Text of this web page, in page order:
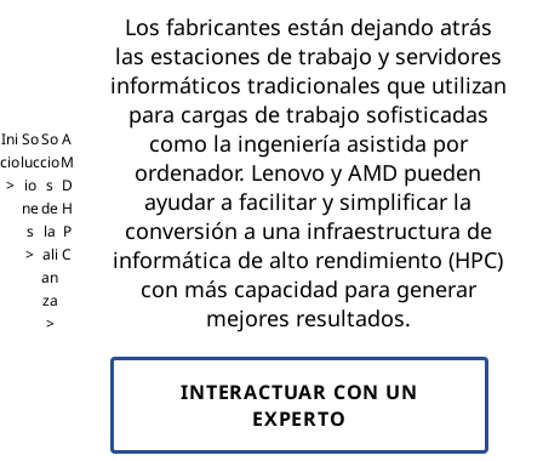
Ini
cio
So
luc
io
ne
s
So
cio
s
de
la
ali
an
za
A
M
D
H
P
C
Los fabricantes están dejando atrás
las estaciones de trabajo y servidores
informáticos tradicionales que utilizan
para cargas de trabajo sofisticadas
como la ingeniería asistida por
ordenador. Lenovo y AMD pueden
ayudar a facilitar y simplificar la
conversión a una infraestructura de
informática de alto rendimiento (HPC)
con más capacidad para generar
mejores resultados.
INTERACTUAR CON UN
EXPERTO